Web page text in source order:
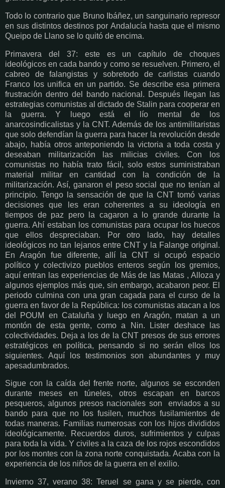
Todo lo contrario que Bruno Ibáñez, un sanguinario represor
en sus distintos destinos por Andalucía hasta que el mismo
Queipo de Llano se lo quitó de encima.
Primavera del 37: este es un capítulo de choques
ideológicos en cada bando y como se resuelven. Primero, el
cabreo de falangistas y sobretodo de carlistas cuando
Franco los unifica en un partido. Se describe esa primera
frustración dentro del bando nacional. Después llegan las
estrategias comunistas al dictado de Stalin para cooperar en
la guerra. Y luego está el lío mental de los
anarcosindicalistas y la CNT. Además de los antimilitaristas
que solo defendían la guerra para hacer la revolución desde
abajo, había otros anteponiendo la victoria a toda costa y
deseaban militarización las milicias civiles. Con los
comunistas no había trato fácil, solo estos suministraban
material militar en cantidad con la condición de la
militarización. Así, ganaron el peso social que no tenían al
principio. Tengo la sensación de que la CNT tomó varias
decisiones que les eran coherentes a su ideología en
tiempos de paz pero la cagaron a lo grande durante la
guerra. Ahí estaban los comunistas para ocupar los huecos
que ellos despreciaban. Por otro lado, hay detalles
ideológicos no tan lejanos entre CNT y la Falange original.
En Aragón fue diferente, allí la CNT si ocupó espacio
político y colectivizo pueblos enteros según los gremios,
aquí entran las experiencias de Más de las Matas , Alloza y
algunos ejemplos más que, sin embargo, acabaron peor. El
periodo culmina con una gran cagada para el curso de la
guerra en favor de la República: los comunistas atacan a los
del POUM en Cataluña y luego en Aragón, matan a un
montón de esta gente, como a Nin. Lister deshace las
colectividades. Deja a los de la CNT presos de sus errores
estratégicos en política, pensando si no serán ellos los
siguientes. Aquí los testimonios son abundantes y muy
apesadumbrados.
Sigue con la caída del frente norte, algunos se esconden
durante meses en túneles, otros escapan en barcos
pesqueros, algunos presos nacionales son enviados a su
bando para que no los fusilen, muchos fusilamientos de
todas maneras. Familias numerosas con los hijos divididos
ideológicamente. Recuerdos duros, sufrimientos y culpas
para toda la vida. Y civiles a la caza de los rojos escondidos
por los montes con la zona norte conquistada. Acaba con la
experiencia de los niños de la guerra en el exilio.
Invierno 37, verano 38: Teruel se gana y se pierde, con